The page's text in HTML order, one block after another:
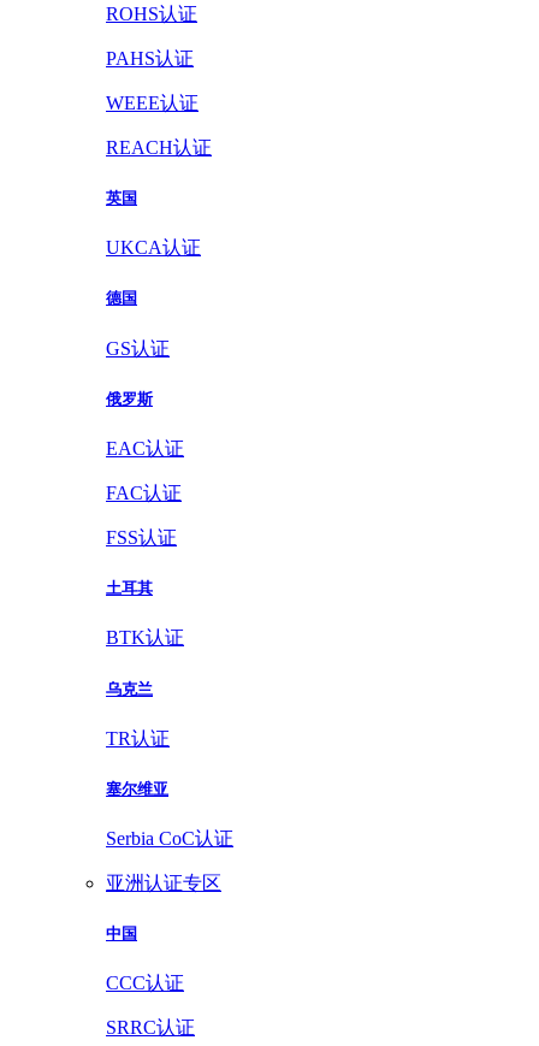
ROHS认证
PAHS认证
WEEE认证
REACH认证
英国
UKCA认证
德国
GS认证
俄罗斯
EAC认证
FAC认证
FSS认证
土耳其
BTK认证
乌克兰
TR认证
塞尔维亚
Serbia CoC认证
亚洲认证专区
中国
CCC认证
SRRC认证